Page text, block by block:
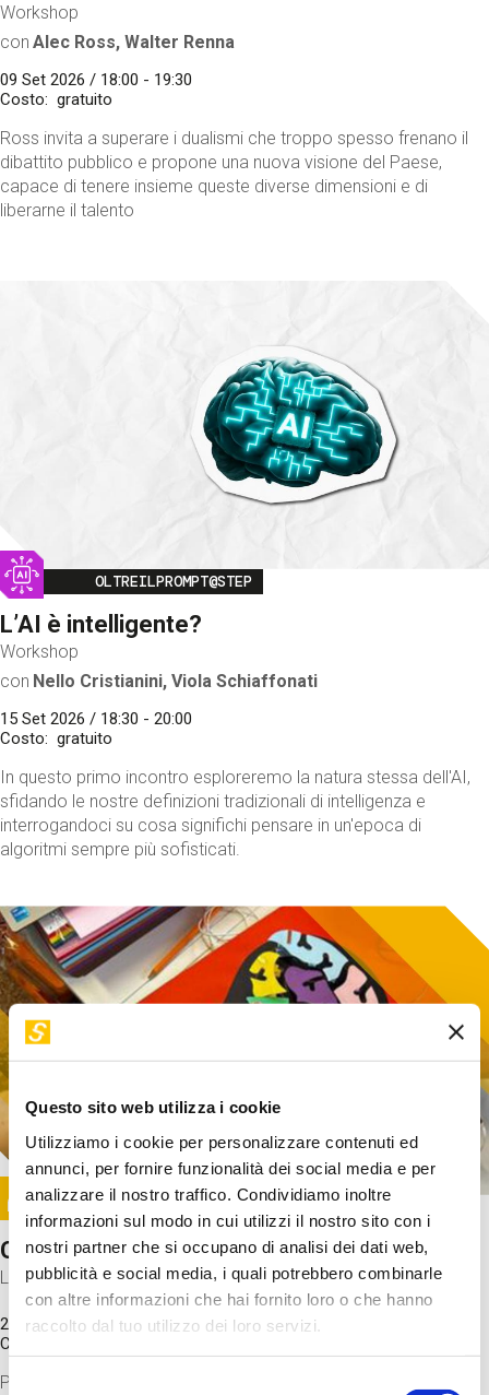
Questo sito web utilizza i cookie
Utilizziamo i cookie per personalizzare contenuti ed
annunci, per fornire funzionalità dei social media e per
analizzare il nostro traffico. Condividiamo inoltre
informazioni sul modo in cui utilizzi il nostro sito con i
nostri partner che si occupano di analisi dei dati web,
pubblicità e social media, i quali potrebbero combinarle
con altre informazioni che hai fornito loro o che hanno
raccolto dal tuo utilizzo dei loro servizi.
Selezione
Workshop
con Alec Ross, Walter Renna
09 Set 2026 / 18:00 - 19:30
Costo
gratuito
Ross invita a superare i dualismi che troppo spesso frenano il
dibattito pubblico e propone una nuova visione del Paese,
capace di tenere insieme queste diverse dimensioni e di
liberarne il talento
Image
OLTREILPROMPT@STEP
L’AI è intelligente?
Workshop
con Nello Cristianini, Viola Schiaffonati
15 Set 2026 / 18:30 - 20:00
Costo
gratuito
In questo primo incontro esploreremo la natura stessa dell'AI,
sfidando le nostre definizioni tradizionali di intelligenza e
interrogandoci su cosa significhi pensare in un'epoca di
algoritmi sempre più sofisticati.
Image
SUNDAY@STEP
Come funziona il cervello?
Laboratorio
20 Set 2026 / 11:15 - 13:00
Costo
Proveremo a costruire un cervello in cartoncino cercando di